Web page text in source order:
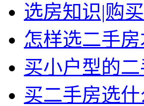
选房知识|购
怎样选二手
买小户型的
买二手房选